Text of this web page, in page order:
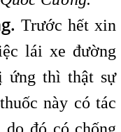
Trước hết xin
lái xe đường
ứng thì thật sự
này có tác